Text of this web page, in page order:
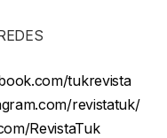
tukrevista
revistatuk/
RevistaTuk